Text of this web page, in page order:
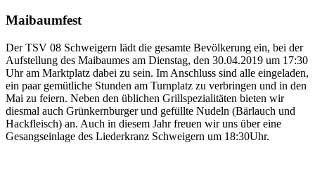
Maibaumfest
Der TSV 08 Schweigern lädt die gesamte Bevölkerung ein, bei der
Aufstellung des Maibaumes am Dienstag, den 30.04.2019 um 17:30
Uhr am Marktplatz dabei zu sein. Im Anschluss sind alle eingeladen,
ein paar gemütliche Stunden am Turnplatz zu verbringen und in den
Mai zu feiern. Neben den üblichen Grillspezialitäten bieten wir
diesmal auch Grünkernburger und gefüllte Nudeln (Bärlauch und
Hackfleisch) an. Auch in diesem Jahr freuen wir uns über eine
Gesangseinlage des Liederkranz Schweigern um 18:30Uhr.